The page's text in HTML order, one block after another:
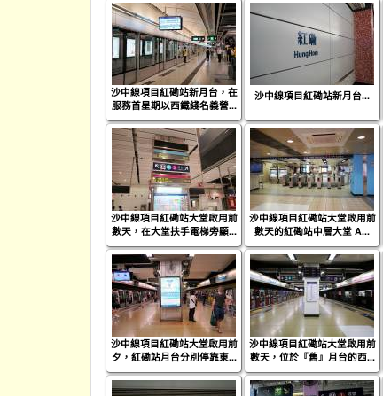
沙中線項目紅磡站新月台，在
服務首星期以西鐵綫名義營...
沙中線項目紅磡站新月台...
沙中線項目紅磡站大堂啟用前
數天，在大堂扶手電梯旁顯...
沙中線項目紅磡站大堂啟用前
數天的紅磡站中層大堂 A...
沙中線項目紅磡站大堂啟用前
夕，紅磡站月台分別停靠東...
沙中線項目紅磡站大堂啟用前
數天，位於『舊』月台的西...